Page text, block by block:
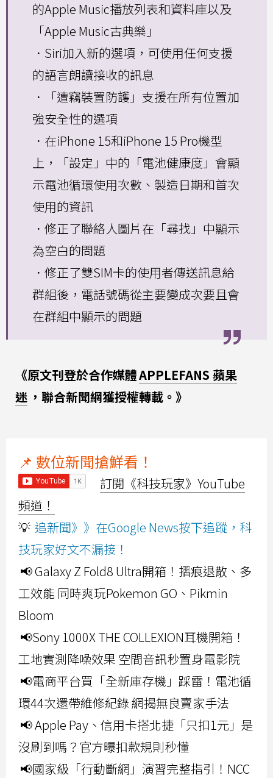
的Apple Music播放列表和資料庫以及
「Apple Music古典樂」
．Siri加入新的選項，可使用任何支援
的語言朗讀接收的訊息
．「遭竊裝置防護」支援在所有位置加
強安全性的選項
．在iPhone 15和iPhone 15 Pro機型
上，「設定」中的「電池健康度」會顯
示電池循環使用次數、製造日期和首次
使用的資訊
．修正了聯絡人圖片在「尋找」中顯示
為空白的問題
．修正了雙SIM卡的使用者傳送訊息給
群組後，電話號碼從主要變成次要且會
在群組中顯示的問題
《原文刊登於合作媒體APPLEFANS 蘋果
迷 ，聯合新聞網獲授權轉載。》
📌 數位新聞搶鮮看！
訂閱《科技玩家》YouTube
頻道！
💡 追新聞》》在Google News按下追蹤，科
技玩家好文不漏接！
📢 Galaxy Z Fold8 Ultra開箱！摺痕退散、多
工效能 同時爽玩Pokemon GO、Pikmin
Bloom
📢Sony 1000X THE COLLEXION耳機開箱！
工地實測降噪效果 空間音訊秒置身電影院
📢電商平台買「全新庫存機」踩雷！電池循
環44次還帶維修紀錄 網揭無良賣家手法
📢 Apple Pay、信用卡搭北捷「只扣1元」是
沒刷到嗎？官方曝扣款規則秒懂
📢國家級「行動斷網」演習完整指引！NCC